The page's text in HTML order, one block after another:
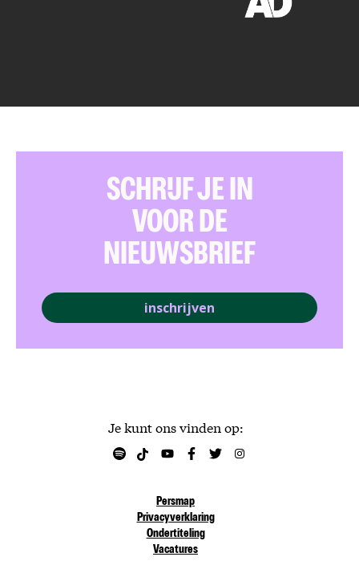
Je kunt ons vinden op:
Persmap
Privacyverklaring
Ondertiteling
Vacatures
SCHRIJF JE IN
VOOR DE
NIEUWSBRIEF
inschrijven